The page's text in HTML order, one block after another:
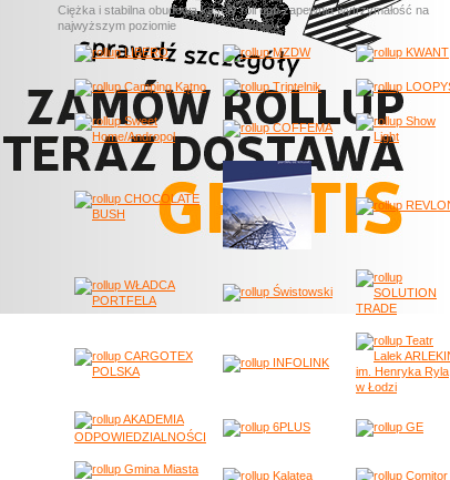
Ciężka i stabilna obudowa kasety roll upu zapewnia wytrzymałość na
najwyższym poziomie